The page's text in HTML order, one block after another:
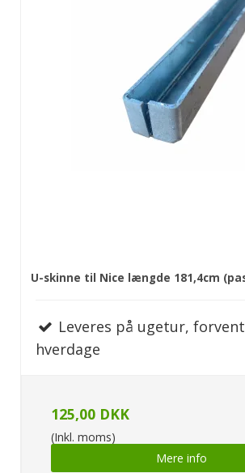
U-skinne til Nice længde 181,4cm
Leveres på ugetur,
hverdage
125,00 DKK
(Inkl. moms)
Mere info